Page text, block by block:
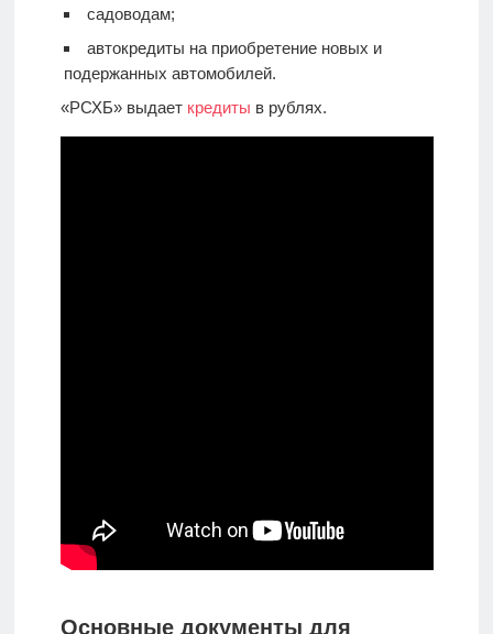
садоводам;
автокредиты на приобретение новых и
подержанных автомобилей.
«РСХБ» выдает кредиты в рублях.
Основные документы для